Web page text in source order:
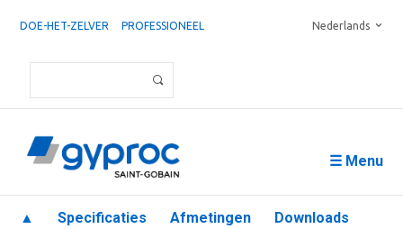
DOE-HET-ZELVER PROFESSIONEEL Nederlands
☰ Menu
▲ Specificaties Afmetingen Downloads